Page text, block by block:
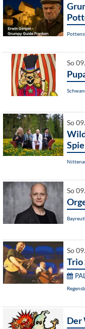
So
So
So
So
Trio
Der